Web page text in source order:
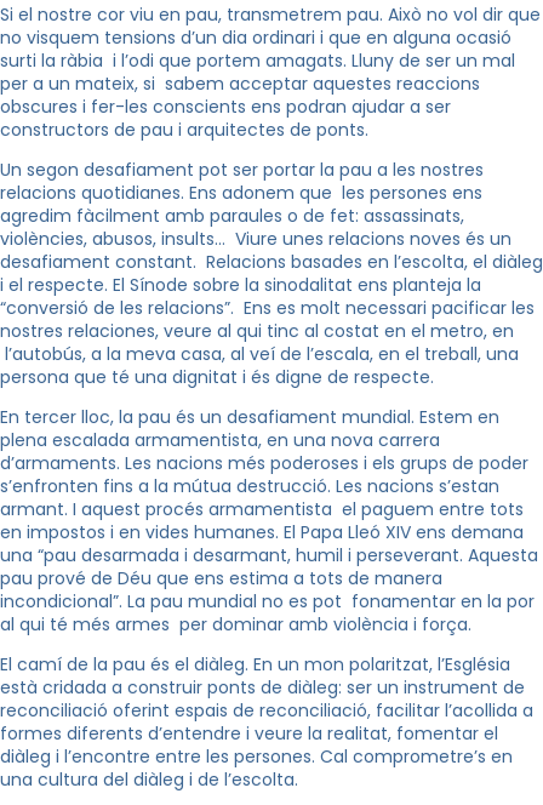
Si el nostre cor viu en pau, transmetrem pau. Això no vol dir que
no visquem tensions d’un dia ordinari i que en alguna ocasió
surti la ràbia i l’odi que portem amagats. Lluny de ser un mal
per a un mateix, si sabem acceptar aquestes reaccions
obscures i fer-les conscients ens podran ajudar a ser
constructors de pau i arquitectes de ponts.
Un segon desafiament pot ser portar la pau a les nostres
relacions quotidianes. Ens adonem que les persones ens
agredim fàcilment amb paraules o de fet: assassinats,
violències, abusos, insults… Viure unes relacions noves és un
desafiament constant. Relacions basades en l’escolta, el diàleg
i el respecte. El Sínode sobre la sinodalitat ens planteja la
“conversió de les relacions”. Ens es molt necessari pacificar les
nostres relaciones, veure al qui tinc al costat en el metro, en
l’autobús, a la meva casa, al veí de l’escala, en el treball, una
persona que té una dignitat i és digne de respecte.
En tercer lloc, la pau és un desafiament mundial. Estem en
plena escalada armamentista, en una nova carrera
d’armaments. Les nacions més poderoses i els grups de poder
s’enfronten fins a la mútua destrucció. Les nacions s’estan
armant. I aquest procés armamentista el paguem entre tots
en impostos i en vides humanes. El Papa Lleó XIV ens demana
una “pau desarmada i desarmant, humil i perseverant. Aquesta
pau prové de Déu que ens estima a tots de manera
incondicional”. La pau mundial no es pot fonamentar en la por
al qui té més armes per dominar amb violència i força.
El camí de la pau és el diàleg. En un mon polaritzat, l’Església
està cridada a construir ponts de diàleg: ser un instrument de
reconciliació oferint espais de reconciliació, facilitar l’acollida a
formes diferents d’entendre i veure la realitat, fomentar el
diàleg i l’encontre entre les persones. Cal comprometre’s en
una cultura del diàleg i de l’escolta.